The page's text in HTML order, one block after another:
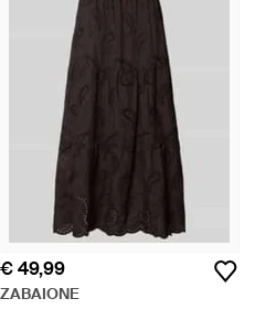
€ 49,99
ZABAIONE